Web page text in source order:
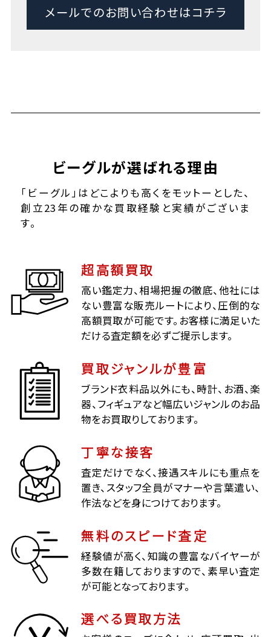
メールでのお問い合わせはコチラ
ビーグルが選ばれる理由
「ビーグル」はどこよりも高くをモットーとした、
創立23年の確かな買取経験と実績がございま
す。
超高額買取
高い鑑定力、相場把握の徹底、他社には
ない豊富な販売ルートにより、圧倒的な
高額買取が可能です。お客様に満足いた
だける査定額を必ずご提示します。
買取ジャンルが豊富
ブランド衣料品以外にも、時計、お酒、楽
器、フィギュアなど幅広いジャンルのお品
物をお買取りしております。
丁寧な接客
査定だけでなく、接遇スキルにも重点を
置き、スタッフ全員がマナーや言葉遣い、
作法などを身につけております。
無料のスピード査定
経験値が高く、知識の豊富なバイヤーが
多数在籍しておりますので、素早い査定
が可能となっております。
選べる買取方法